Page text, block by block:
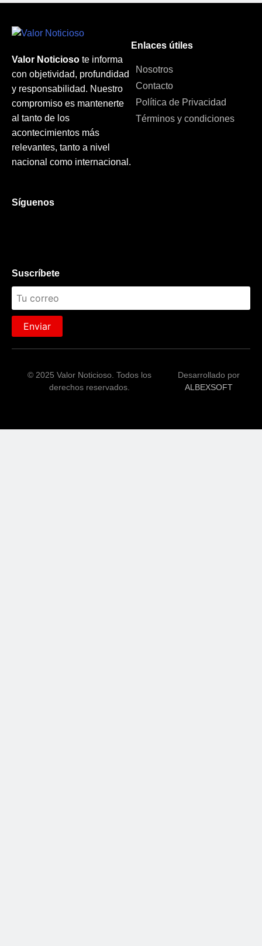
Valor Noticioso te informa
con objetividad, profundidad
y responsabilidad. Nuestro
compromiso es mantenerte
al tanto de los
acontecimientos más
relevantes, tanto a nivel
nacional como internacional.
Enlaces útiles
Nosotros
Contacto
Política de Privacidad
Términos y condiciones
Síguenos
Suscríbete
Enviar
© 2025 Valor Noticioso. Todos los
derechos reservados.
Desarrollado por
ALBEXSOFT